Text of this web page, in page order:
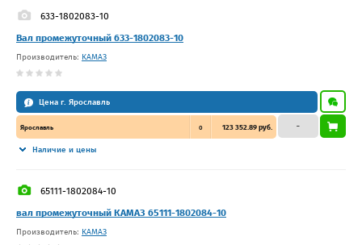
633-1802083-10
Вал промежуточный 633-1802083-10
Производитель: КАМАЗ
Цена г. Ярославль
Ярославль 0 123 352.89 руб.
Наличие и цены
–
65111-1802084-10
вал промежуточный КАМАЗ 65111-1802084-10
Производитель: КАМАЗ